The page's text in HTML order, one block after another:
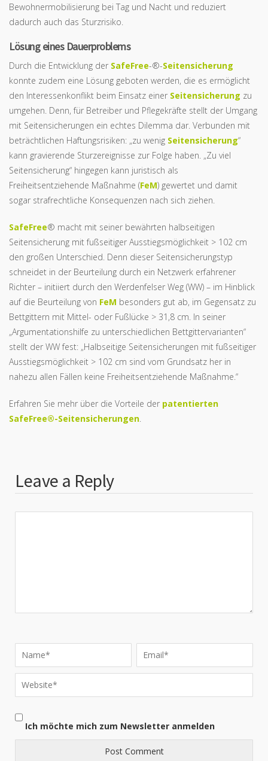
Bewohnermobilisierung bei Tag und Nacht und reduziert
dadurch auch das Sturzrisiko.
Lösung eines Dauerproblems
Durch die Entwicklung der SafeFree-®-Seitensicherung
konnte zudem eine Lösung geboten werden, die es ermöglicht
den Interessenkonflikt beim Einsatz einer Seitensicherung zu
umgehen. Denn, für Betreiber und Pflegekräfte stellt der Umgang
mit Seitensicherungen ein echtes Dilemma dar. Verbunden mit
beträchtlichen Haftungsrisiken: „zu wenig Seitensicherung“
kann gravierende Sturzereignisse zur Folge haben. „Zu viel
Seitensicherung“ hingegen kann juristisch als
Freiheitsentziehende Maßnahme (FeM) gewertet und damit
sogar strafrechtliche Konsequenzen nach sich ziehen.
SafeFree® macht mit seiner bewährten halbseitigen
Seitensicherung mit fußseitiger Ausstiegsmöglichkeit > 102 cm
den großen Unterschied. Denn dieser Seitensicherungstyp
schneidet in der Beurteilung durch ein Netzwerk erfahrener
Richter – initiiert durch den Werdenfelser Weg (WW) – im Hinblick
auf die Beurteilung von FeM besonders gut ab, im Gegensatz zu
Bettgittern mit Mittel- oder Fußlücke > 31,8 cm. In seiner
„Argumentationshilfe zu unterschiedlichen Bettgittervarianten“
stellt der WW fest: „Halbseitige Seitensicherungen mit fußseitiger
Ausstiegsmöglichkeit > 102 cm sind vom Grundsatz her in
nahezu allen Fällen keine Freiheitsentziehende Maßnahme.“
Erfahren Sie mehr über die Vorteile der patentierten
SafeFree®-Seitensicherungen
Leave a Reply
Ich möchte mich zum Newsletter anmelden